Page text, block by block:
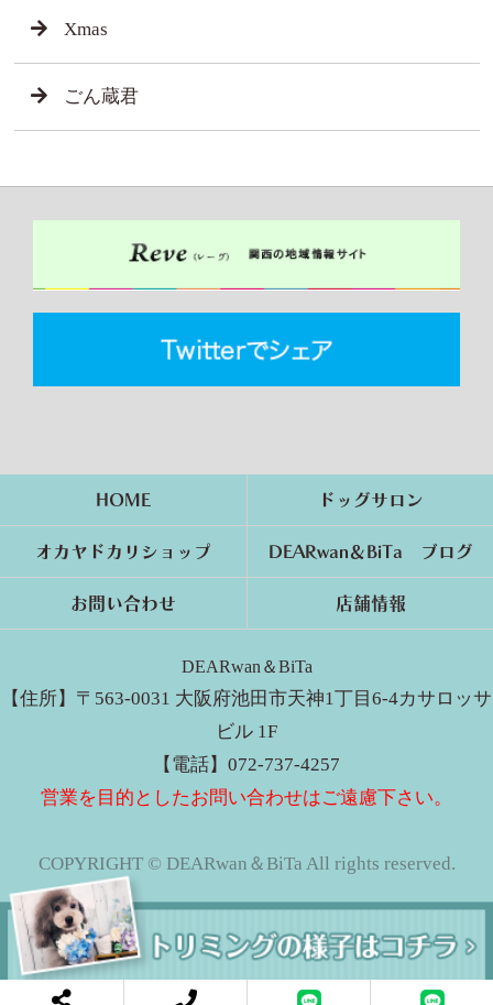
Xmas
ごん蔵君
HOME ドッグサロン
オカヤドカリショップ DEARwan＆BiTa ブログ
お問い合わせ 店舗情報
DEARwan＆BiTa
【住所】〒563-0031 大阪府池田市天神1丁目6-4カサロッサ
ビル 1F
【電話】072-737-4257
営業を目的としたお問い合わせはご遠慮下さい。
COPYRIGHT © DEARwan＆BiTa All rights reserved.